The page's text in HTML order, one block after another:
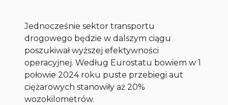
Jednocześnie sektor transportu
drogowego będzie w dalszym ciągu
poszukiwał wyższej efektywności
operacyjnej. Według Eurostatu bowiem w 1
połowie 2024 roku puste przebiegi aut
ciężarowych stanowiły aż 20%
wozokilometrów.